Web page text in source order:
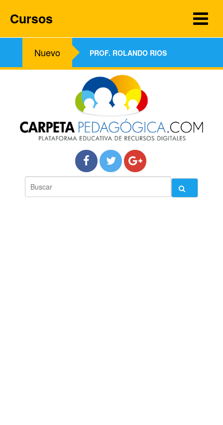
Nuevo PROF. ROLANDO RIOS
Cursos